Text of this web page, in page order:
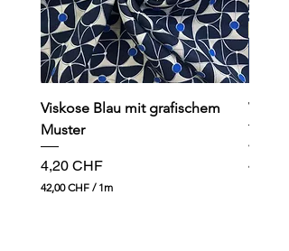
e
Viskose Blau mit grafischem
Muster
Preis
4,20 CHF
42,00 CHF / 1m
Preis
4,90
49,00